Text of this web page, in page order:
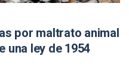
por maltrato animal
una ley de 1954